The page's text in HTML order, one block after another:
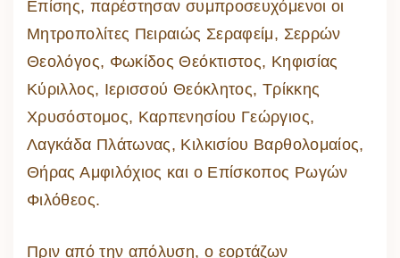
Επίσης, παρέστησαν συμπροσευχόμενοι οι
Μητροπολίτες Πειραιώς Σεραφείμ, Σερρών
Θεολόγος, Φωκίδος Θεόκτιστος, Κηφισίας
Κύριλλος, Ιερισσού Θεόκλητος, Τρίκκης
Χρυσόστομος, Καρπενησίου Γεώργιος,
Λαγκάδα Πλάτωνας, Κιλκισίου Βαρθολομαίος,
Θήρας Αμφιλόχιος και ο Επίσκοπος Ρωγών
Φιλόθεος.
Πριν από την απόλυση, ο εορτάζων